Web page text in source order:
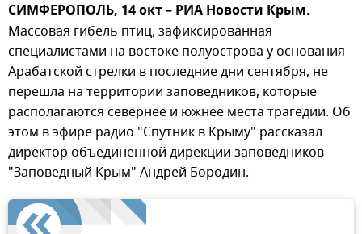
СИМФЕРОПОЛЬ, 14 окт – РИА Новости Крым.
Массовая гибель птиц, зафиксированная
специалистами на востоке полуострова у основания
Арабатской стрелки в последние дни сентября, не
перешла на территории заповедников, которые
располагаются севернее и южнее места трагедии. Об
этом в эфире радио "Спутник в Крыму" рассказал
директор объединенной дирекции заповедников
"Заповедный Крым" Андрей Бородин.